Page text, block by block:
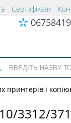
Сертифікати
принтерів і
3312/